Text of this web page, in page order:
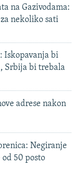
na Gazivodama:
nekoliko sati
Iskopavanja bi
Srbija bi trebala
adrese nakon
Negiranje
od 50 posto